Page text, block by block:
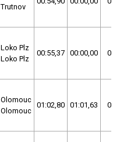
Trutnov
Loko Plz
Loko Plz
00:55,37 00:00,00
Olomouc
Olomouc
01:02,80 01:01,63